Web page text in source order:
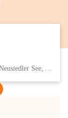
Eisenstädter Straße 18, 7091 Breitenbrunn am Neusiedler See, AUT